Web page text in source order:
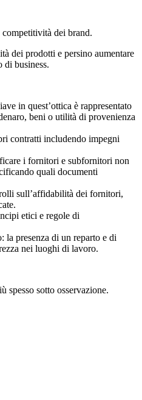
dei brand.
dei prodotti e persino aumentare
di business.
in quest’ottica è rappresentato
beni o utilità di provenienza
contratti includendo impegni
i fornitori e subfornitori non
quali documenti
sull’affidabilità dei fornitori,
etici e regole di
presenza di un reparto e di
nei luoghi di lavoro.
spesso sotto osservazione.